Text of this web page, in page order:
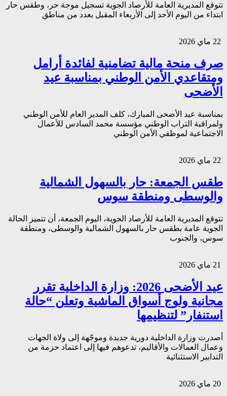
تتوقع المديرية العامة للأرصاد الجوية تسجيل موجة حر، وطقس حار
ابتداء من اليوم الأحد إلى الأربعاء المقبل بعدد من مناطق
صرف منحة مالية تضامنية لفائدة أرامل
ومتقاعدي الأمن الوطني بمناسبة عيد
الأضحى
بمناسبة عيد الأضحى المبارك، كلف المدير العام للأمن الوطني
ولمراقبة التراب الوطني مؤسسة محمد السادس للأعمال
الاجتماعية لموظفي الأمن الوطني
طقس الجمعة: حار بالسهول الشمالية
والوسطى ومنطقة سوس
تتوقع المديرية العامة للأرصاد الجوية، اليوم الجمعة، أن تتميز الحالة
الجوية عامة بطقس حار بالسهول الشمالية والوسطى، ومنطقة
سوس، والجنوب
عيد الأضحى 2026: وزارة الداخلية تقرر
مجانية ولوج أسواق الماشية وتعلن “حالة
استنفار” لتنظيمها
أصدرت وزارة الداخلية دورية جديدة وموجّهة إلى ولاة الجهات
وعمال العمالات والأقاليم، تدعوهم فيها إلى اعتماد حزمة من
التدابير الاستثنائية